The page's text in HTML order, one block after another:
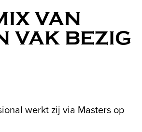
VAN
VAK BEZIG
werkt zij via Masters op